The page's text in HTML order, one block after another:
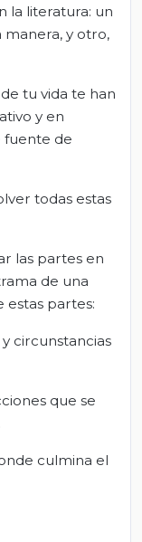
la literatura: un
manera, y otro,
tu vida te han
y en
fuente de
todas estas
las partes en
de una
estas partes:
circunstancias
que se
culmina el